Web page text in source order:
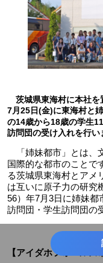
茨城県東海村に本社を
7月25日(金)に東海村と
の14歳から18歳の学生
訪問団の受け入れを行い
「姉妹都市」とは、
国際的な都市のことで
る茨城県東海村とアメ
は互いに原子力の研究
56）年7月3日に姉妹都
訪問団・学生訪問団の
【アイダホフォール